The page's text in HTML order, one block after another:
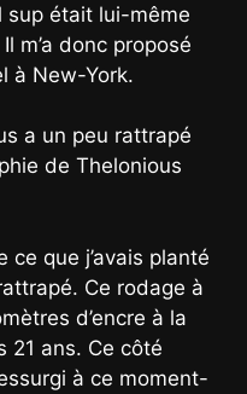
sup était lui-même
m’a donc proposé
à New-York.
a un peu rattrapé
de Thelonious
ce que j’avais planté
Ce rodage à
d’encre à la
21 ans. Ce côté
à ce moment-